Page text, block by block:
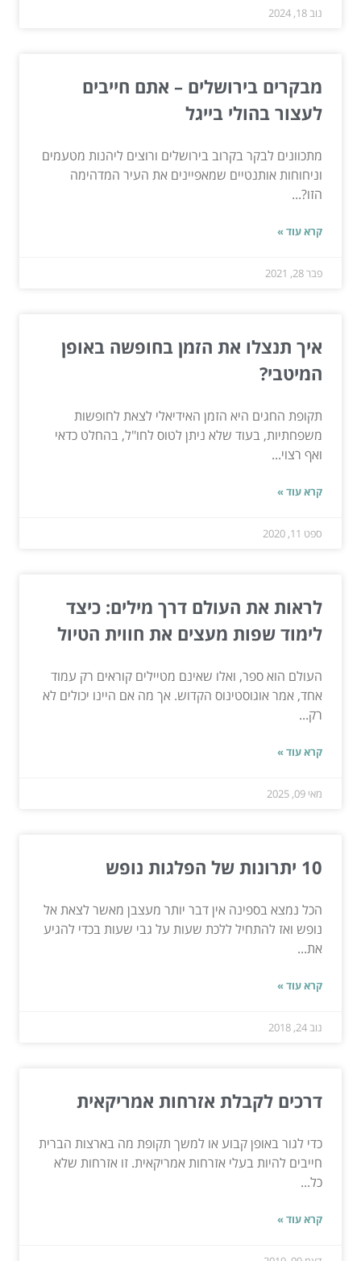
נוב 18, 2024
מבקרים בירושלים – אתם חייבים
לעצור בהולי בייגל
מתכוונים לבקר בקרוב בירושלים ורוצים ליהנות מטעמים
וניחוחות אותנטיים שמאפיינים את העיר המדהימה
הזו?...
קרא עוד »
פבר 28, 2021
איך תנצלו את הזמן בחופשה באופן
המיטבי?
תקופת החגים היא הזמן האידיאלי לצאת לחופשות
משפחתיות, בעוד שלא ניתן לטוס לחו"ל, בהחלט כדאי
ואף רצוי...
קרא עוד »
ספט 11, 2020
לראות את העולם דרך מילים: כיצד
לימוד שפות מעצים את חווית הטיול
העולם הוא ספר, ואלו שאינם מטיילים קוראים רק עמוד
אחד, אמר אוגוסטינוס הקדוש. אך מה אם היינו יכולים לא
רק...
קרא עוד »
מאי 09, 2025
10 יתרונות של הפלגות נופש
הכל נמצא בספינה אין דבר יותר מעצבן מאשר לצאת אל
נופש ואז להתחיל ללכת שעות על גבי שעות בכדי להגיע
את...
קרא עוד »
נוב 24, 2018
דרכים לקבלת אזרחות אמריקאית
כדי לגור באופן קבוע או למשך תקופת מה בארצות הברית
חייבים להיות בעלי אזרחות אמריקאית. זו אזרחות שלא
כל...
קרא עוד »